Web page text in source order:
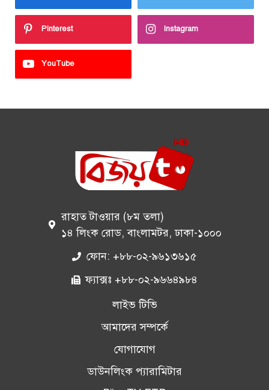
Pinterest Instagram
YouTube
রাহাত টাওয়ার (৮ম তলা)
১৪ লিংক রোড, বাংলামটর, ঢাকা-১০০০
ফোন: +৮৮-০২-৯৬১৩৬১৫
ফ্যাক্সঃ +৮৮-০২-৯৬৬৪৯৮৪
লাইভ টিভি
আমাদের সম্পর্কে
যোগাযোগ
ডাউনলিংক প্যারামিটার